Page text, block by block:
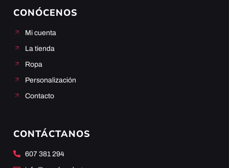
CONÓCENOS
Mi cuenta
La tienda
Ropa
Personalización
Contacto
CONTÁCTANOS
607 381 294